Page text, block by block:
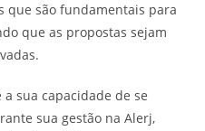
que são fundamentais para
que as propostas sejam
sua capacidade de se
sua gestão na Alerj,